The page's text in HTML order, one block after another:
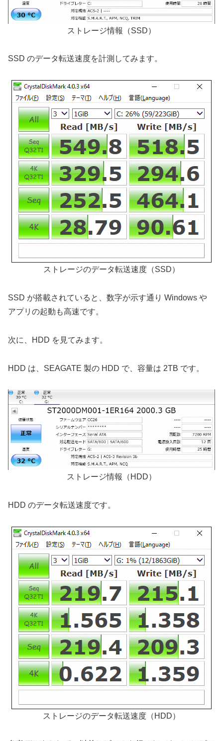
ストレージ情報（SSD）
SSD のデータ転送速度を計測してみます。
ストレージのデータ転送速度（SSD）
SSD が搭載されていると、数字が示す通り Windows や
アプリの起動も高速です。
次に、HDD を見てみます。
HDD は、SEAGATE 製の HDD で、容量は 2TB です。
ストレージ情報（HDD）
HDD のデータ転送速度です。
ストレージのデータ転送速度（HDD）